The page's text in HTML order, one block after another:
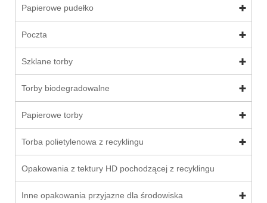
Papierowe pudełko
Poczta
Szklane torby
Torby biodegradowalne
Papierowe torby
Torba polietylenowa z recyklingu
Opakowania z tektury HD pochodzącej z recyklingu
Inne opakowania przyjazne dla środowiska